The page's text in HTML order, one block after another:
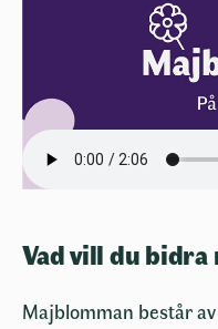
Vad vill du bidra
Majblomman består